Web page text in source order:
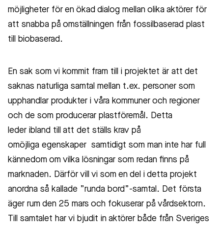
möjligheter för en ökad dialog mellan olika aktörer för
att snabba på omställningen från fossilbaserad plast
till biobaserad.
En sak som vi kommit fram till i projektet är att det
saknas naturliga samtal mellan t.ex. personer som
upphandlar produkter i våra kommuner och regioner
och de som producerar plastföremål. Detta
leder ibland till att det ställs krav på
omöjliga egenskaper samtidigt som man inte har full
kännedom om vilka lösningar som redan finns på
marknaden. Därför vill vi som en del i detta projekt
anordna så kallade ”runda bord”-samtal. Det första
äger rum den 25 mars och fokuserar på vårdsektorn.
Till samtalet har vi bjudit in aktörer både från Sveriges